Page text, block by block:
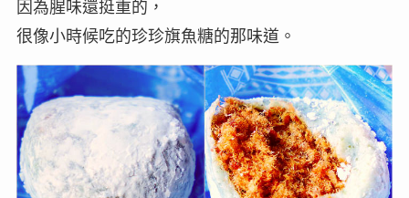
因為腥味還挺重的，
很像小時候吃的珍珍旗魚糖的那味道。